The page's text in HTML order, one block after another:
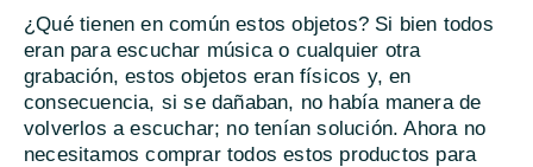
¿Qué tienen en común estos objetos? Si bien todos
eran para escuchar música o cualquier otra
grabación, estos objetos eran físicos y, en
consecuencia, si se dañaban, no había manera de
volverlos a escuchar; no tenían solución. Ahora no
necesitamos comprar todos estos productos para